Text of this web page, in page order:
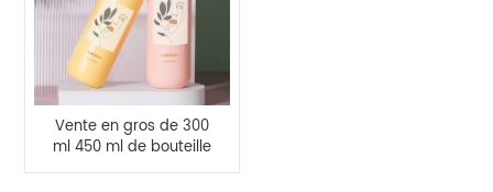
Vente en gros de 300
ml 450 ml de bouteille
de lotion de